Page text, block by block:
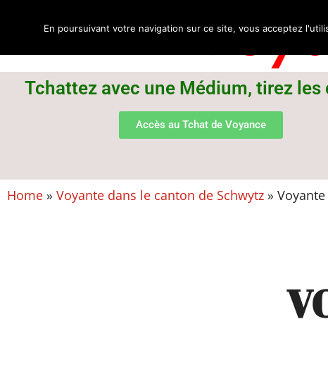
Tchattez avec une Médium, tirez les
Accès au Tchat de Voyance
Home » Voyante dans le canton de Schwytz »
En poursuivant votre navigation sur ce site, vous acceptez